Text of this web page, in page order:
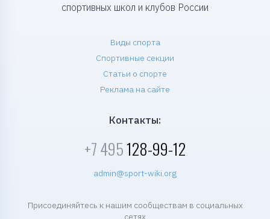
спортивных школ и клубов России
Виды спорта
Спортивные секции
Статьи о спорте
Реклама на сайте
Контакты:
+7 495128-99-12
admin@sport-wiki.org
Присоединяйтесь к нашим сообществам в социальных
сетях